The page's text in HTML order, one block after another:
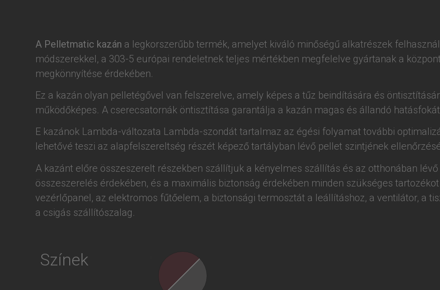
A Pelletmatic kazán a legkorszerűbb termék, amelyet kiváló minőségű alkatrészek
módszerekkel, a 303-5 európai rendeletnek teljes mértékben megfelelve gyártanak a
megkönnyítése érdekében.
Ez a kazán olyan pelletégővel van felszerelve, amely képes a tűz beindítására és
működőképes. A cserecsatornák öntisztítása garantálja a kazán magas és állandó
E kazánok Lambda-változata Lambda-szondát tartalmaz az égési folyamat további
lehetővé teszi az alapfelszereltség részét képező tartályban lévő pellet szintjének
A kazánt előre összeszerelt részekben szállítjuk a kényelmes szállítás és az otthonában
összeszerelés érdekében, és a maximális biztonság érdekében minden szükséges
vezérlőpanel, az elektromos fűtőelem, a biztonsági termosztát a leállításhoz, a ventilátor, a
a csigás szállítószalag.
Színek